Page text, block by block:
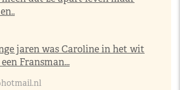
jaren was Caroline in het wit
Fransman...